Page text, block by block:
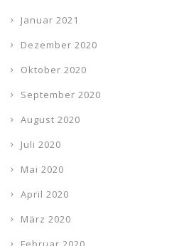
Januar 2021
Dezember 2020
Oktober 2020
September 2020
August 2020
Juli 2020
Mai 2020
April 2020
März 2020